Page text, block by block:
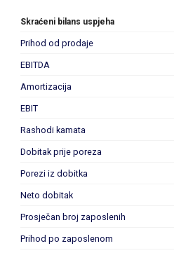
Skraćeni bilans uspjeha
Prihod od prodaje
EBITDA
Amortizacija
EBIT
Rashodi kamata
Dobitak prije poreza
Porezi iz dobitka
Neto dobitak
Prosječan broj zaposlenih
Prihod po zaposlenom